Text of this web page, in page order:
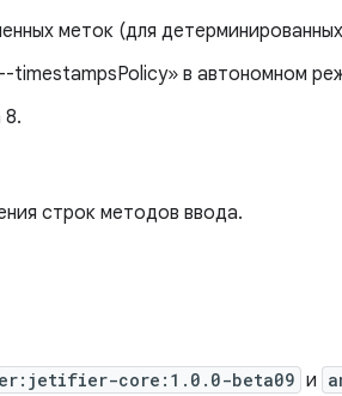
меток (для
timestampsPolicy» в автономном
строк методов ввода.
core:1.0.0-beta09 и